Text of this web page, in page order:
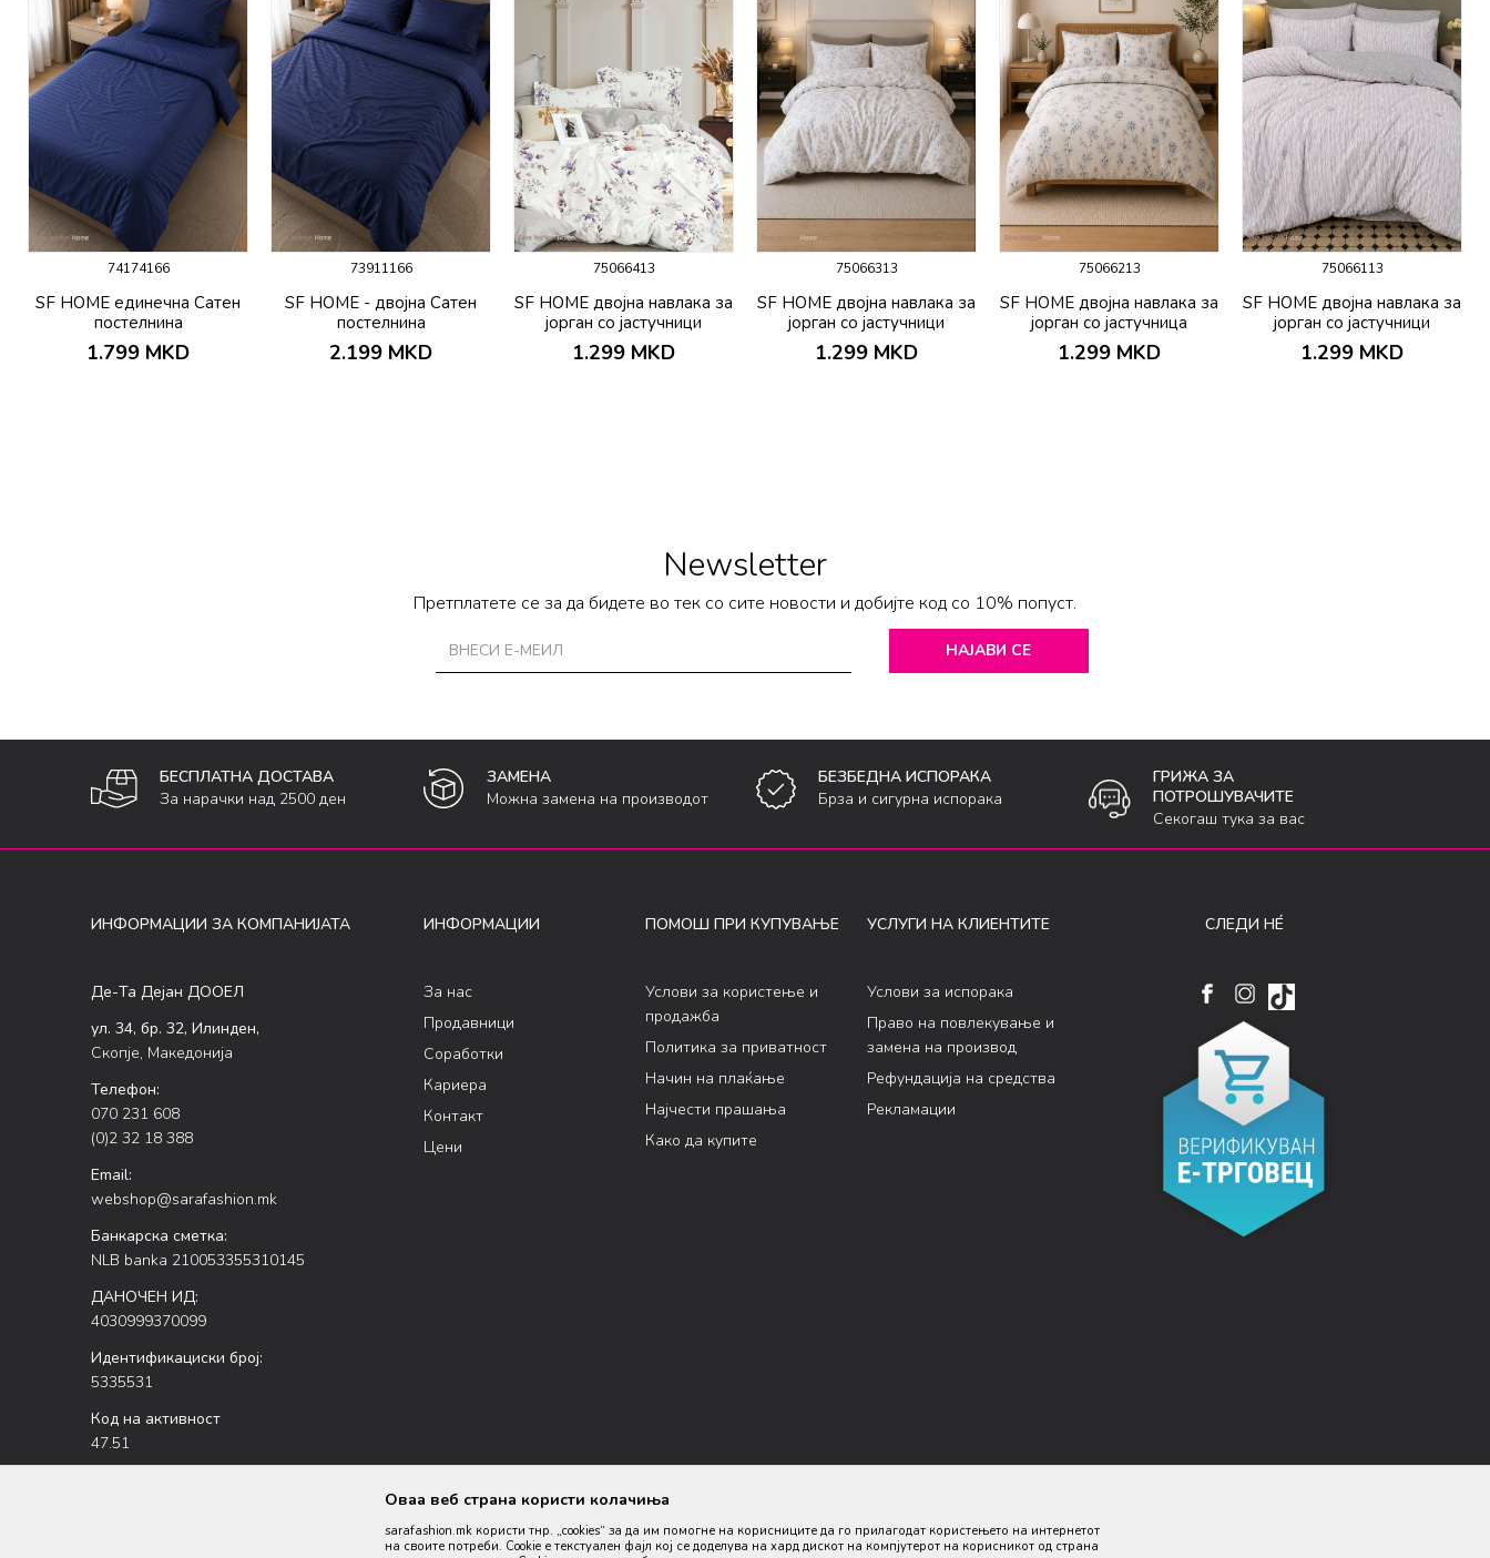
74174166
SF HOME единечна Сатен
постелнина
1.799 MKD
73911166
SF HOME - двојна Сатен
постелнина
2.199 MKD
75066413
SF HOME двојна навлака за
јорган со јастучници
200х230 Darlino
1.299 MKD
75066313
SF HOME двојна навлака за
јорган со јастучници
200х230 Bueno
1.299 MKD
75066213
SF HOME двојна навлака за
јорган со јастучница
200х230 Bello
1.299 MKD
75066113
SF HOME двојна навлака за
јорган со јастучници
200х230 Sueno
1.299 MKD
Newsletter
Претплатете се за да бидете во тек со сите новости и добијте код со 10% попуст.
НАЈАВИ СЕ
БЕСПЛАТНА ДОСТАВА
За нарачки над 2500 ден
ЗАМЕНА
Можна замена на производот
БЕЗБЕДНА ИСПОРАКА
Брза и сигурна испорака
ГРИЖА ЗА
ПОТРОШУВАЧИТЕ
Секогаш тука за вас
ИНФОРМАЦИИ ЗА КОМПАНИЈАТА
Де-Та Дејан ДООЕЛ
ул. 34, бр. 32, Илинден,
Скопје, Македонија
Телефон:
070 231 608
(0)2 32 18 388
Email:
webshop@sarafashion.mk
Банкарска сметка:
NLB banka 210053355310145
ДАНОЧЕН ИД:
4030999370099
Идентификациски број:
5335531
Код на активност
47.51
ИНФОРМАЦИИ
За нас
Продавници
Соработки
Кариера
Контакт
Цени
ПОМОШ ПРИ КУПУВАЊЕ
Услови за користење и
продажба
Политика за приватност
Начин на плаќање
Најчести прашања
Како да купите
УСЛУГИ НА КЛИЕНТИТЕ
Услови за испорака
Право на повлекување и
замена на производ
Рефундација на средства
Рекламации
СЛЕДИ НÉ
Оваа веб страна користи колачиња
sarafashion.mk користи тнр. „cookies“ за да им помогне на корисниците да го прилагодат користењето на интернетот
на своите потреби. Cookie е текстуален фајл кој се доделува на хард дискот на компјутерот на корисникот од страна